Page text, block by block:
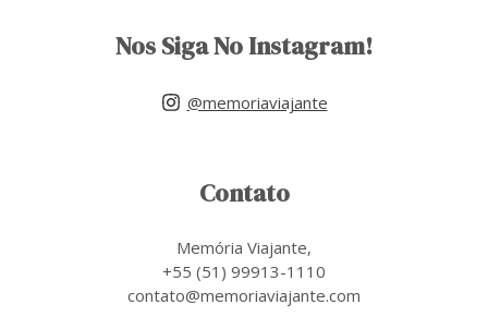
Nos Siga No Instagram!
@memoriaviajante
Contato
Memória Viajante,
+55 (51) 99913-1110
contato@memoriaviajante.com